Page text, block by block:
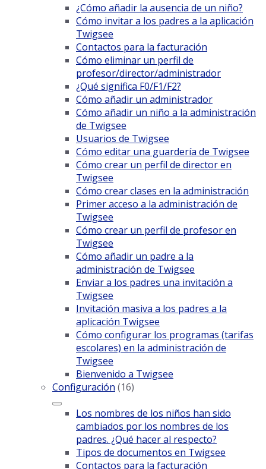
¿Cómo añadir la ausencia de un niño?
Cómo invitar a los padres a la aplicación
Twigsee
Contactos para la facturación
Cómo eliminar un perfil de
profesor/director/administrador
¿Qué significa F0/F1/F2?
Cómo añadir un administrador
Cómo añadir un niño a la administración
de Twigsee
Usuarios de Twigsee
Cómo editar una guardería de Twigsee
Cómo crear un perfil de director en
Twigsee
Cómo crear clases en la administración
Primer acceso a la administración de
Twigsee
Cómo crear un perfil de profesor en
Twigsee
Cómo añadir un padre a la
administración de Twigsee
Enviar a los padres una invitación a
Twigsee
Invitación masiva a los padres a la
aplicación Twigsee
Cómo configurar los programas (tarifas
escolares) en la administración de
Twigsee
Bienvenido a Twigsee
Configuración (16)
Los nombres de los niños han sido
cambiados por los nombres de los
padres. ¿Qué hacer al respecto?
Tipos de documentos en Twigsee
Contactos para la facturación